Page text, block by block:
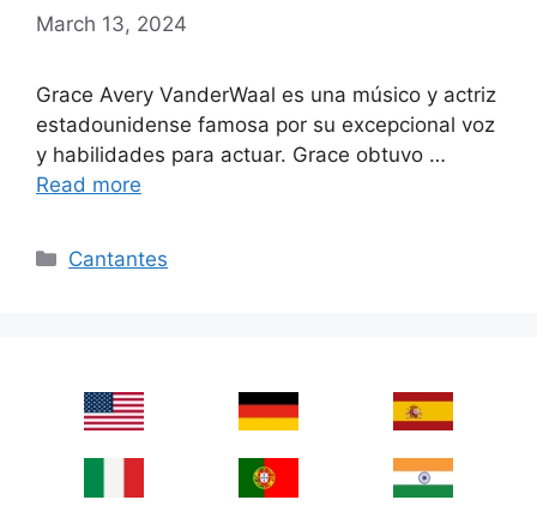
March 13, 2024
Grace Avery VanderWaal es una músico y actriz
estadounidense famosa por su excepcional voz
y habilidades para actuar. Grace obtuvo …
Read more
Categories
Cantantes